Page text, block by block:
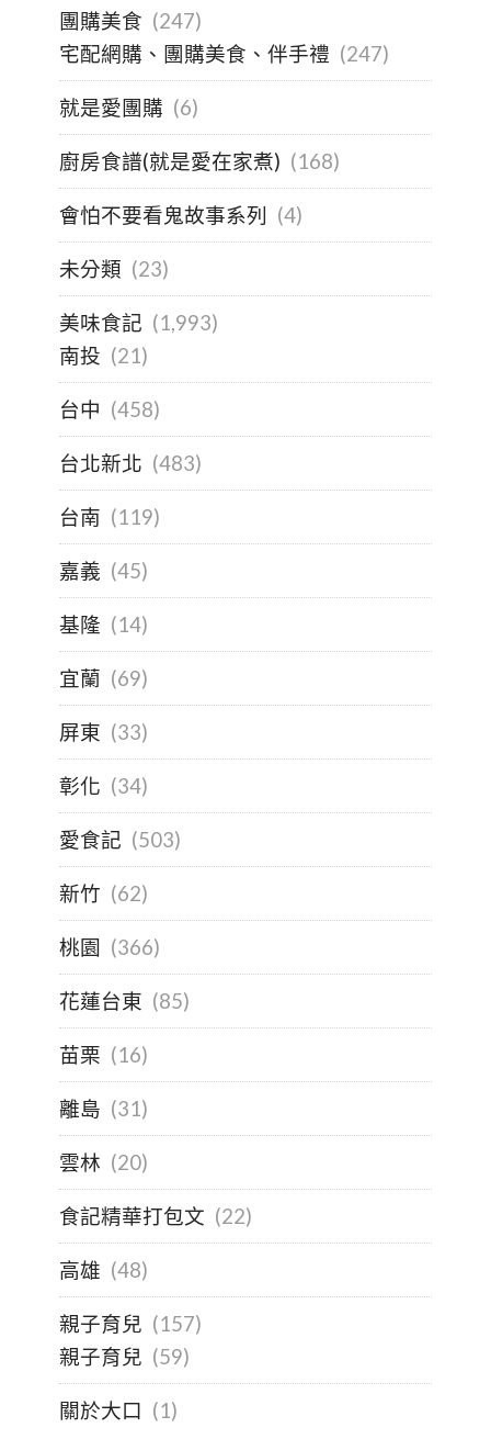
團購美食 (247)
宅配網購、團購美食、伴手禮 (247)
就是愛團購 (6)
廚房食譜(就是愛在家煮) (168)
會怕不要看鬼故事系列 (4)
未分類 (23)
美味食記 (1,993)
南投 (21)
台中 (458)
台北新北 (483)
台南 (119)
嘉義 (45)
基隆 (14)
宜蘭 (69)
屏東 (33)
彰化 (34)
愛食記 (503)
新竹 (62)
桃園 (366)
花蓮台東 (85)
苗栗 (16)
離島 (31)
雲林 (20)
食記精華打包文 (22)
高雄 (48)
親子育兒 (157)
親子育兒 (59)
關於大口 (1)